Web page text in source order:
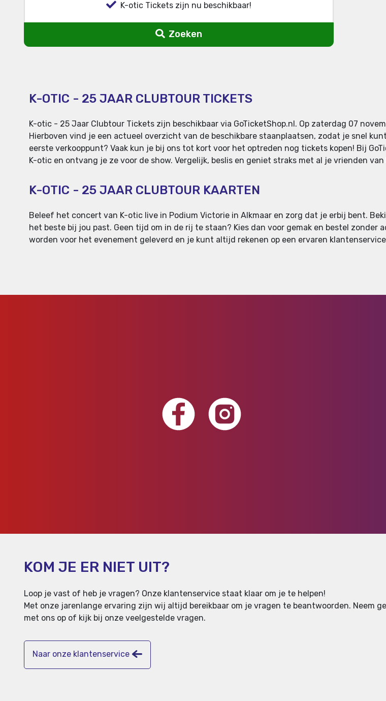
K-otic Tickets zijn nu beschikbaar!
Zoeken
K-OTIC - 25 JAAR CLUBTOUR TICKETS
K-otic - 25 Jaar Clubtour Tickets zijn beschikbaar via GoTicketShop.nl. Op zaterdag 07
Hierboven vind je een actueel overzicht van de beschikbare staanplaatsen, zodat je snel
eerste verkooppunt? Vaak kun je bij ons tot kort voor het optreden nog tickets kopen! Bij
K-otic en ontvang je ze voor de show. Vergelijk, beslis en geniet straks met al je vrienden
K-OTIC - 25 JAAR CLUBTOUR KAARTEN
Beleef het concert van K-otic live in Podium Victorie in Alkmaar en zorg dat je erbij bent.
het beste bij jou past. Geen tijd om in de rij te staan? Kies dan voor gemak en bestel
worden voor het evenement geleverd en je kunt altijd rekenen op een ervaren
KOM JE ER NIET UIT?
Loop je vast of heb je vragen? Onze klantenservice staat klaar om je te helpen!
Met onze jarenlange ervaring zijn wij altijd bereikbaar om je vragen te beantwoorden. Neem
met ons op of kijk bij onze veelgestelde vragen.
Naar onze klantenservice